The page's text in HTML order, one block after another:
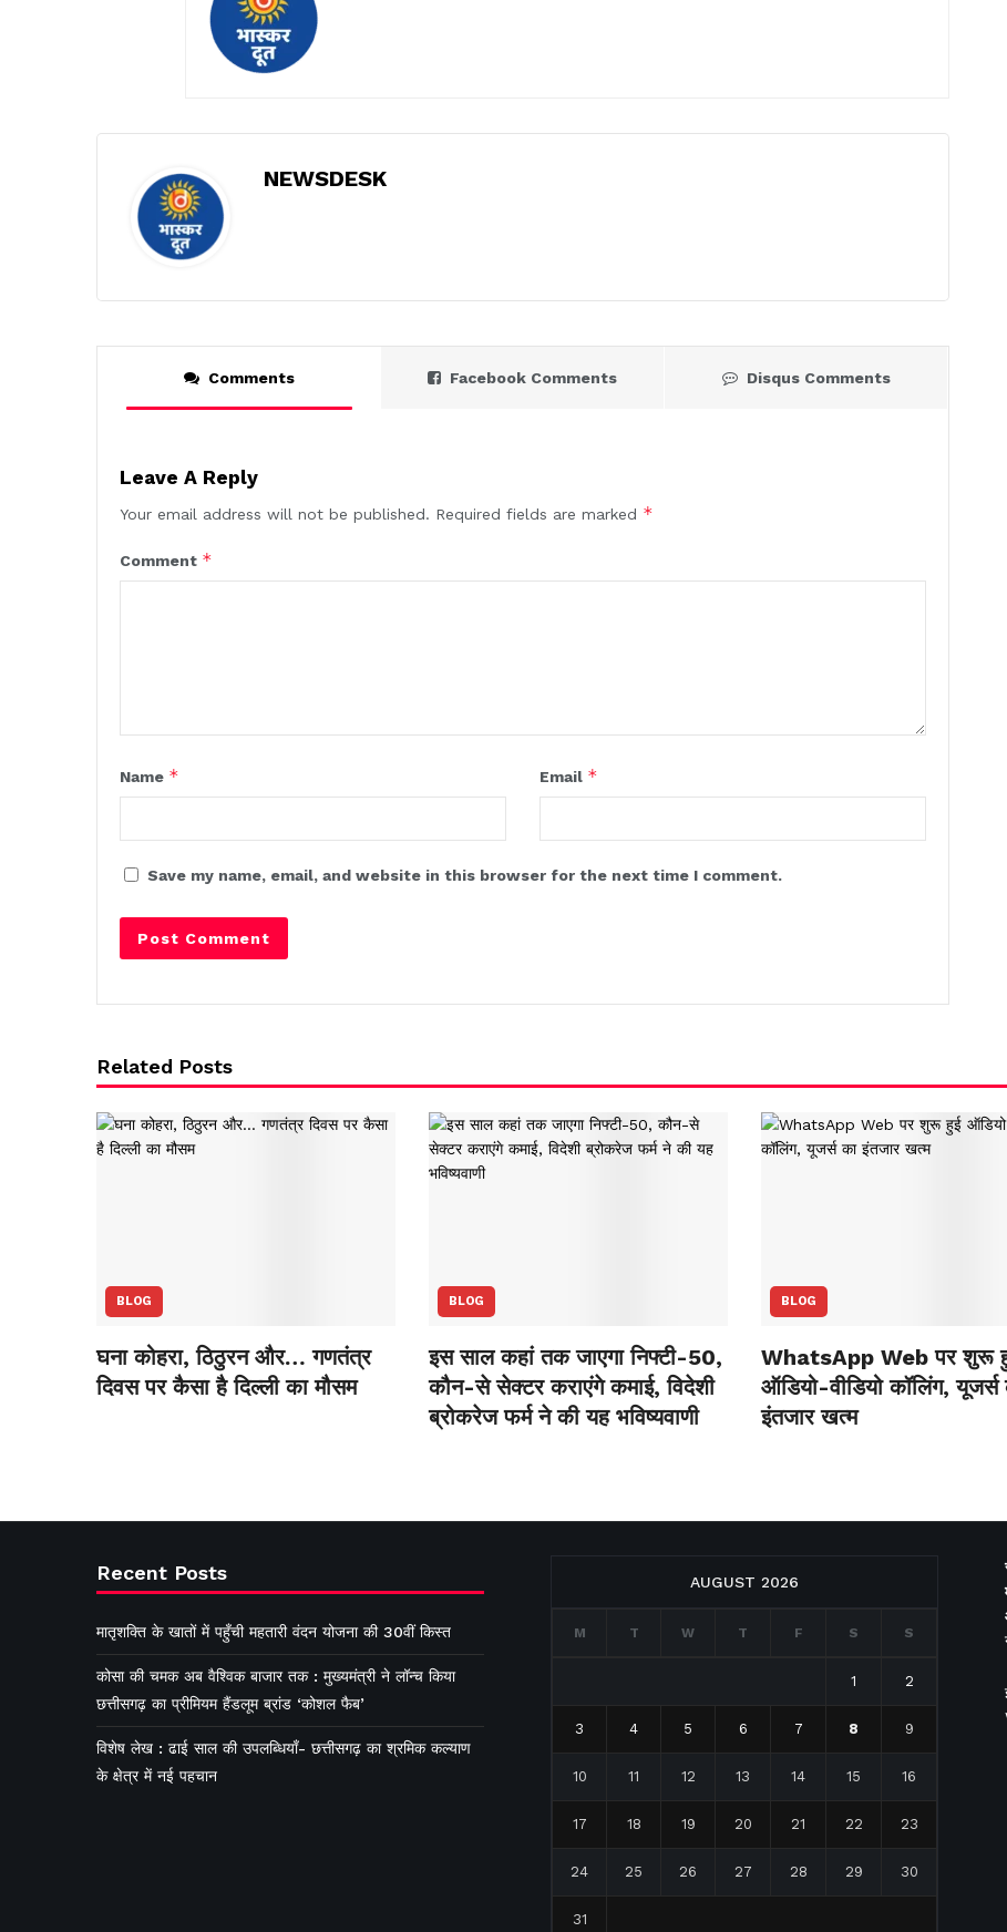
NEWSDESK
Comments Facebook Comments Disqus Comments
Leave A Reply
Your email address will not be published. Required fields are marked *
Comment *
Name * Email *
Save my name, email, and website in this browser for the next time I comment.
Related Posts
BLOG
घना कोहरा, ठिठुरन और… गणतंत्र
दिवस पर कैसा है दिल्ली का मौसम
BLOG
इस साल कहां तक जाएगा निफ्टी-50,
कौन-से सेक्‍टर कराएंगे कमाई, विदेशी
ब्रोकरेज फर्म ने की यह भविष्‍यवाणी
BLOG
WhatsApp Web पर शुरू
ऑडियो-वीडियो कॉलिंग, यूजर्स
इंतजार खत्म
Recent Posts
मातृशक्ति के खातों में पहुँची महतारी वंदन योजना की 30वीं किस्त
कोसा की चमक अब वैश्विक बाजार तक : मुख्यमंत्री ने लॉन्च किया
छत्तीसगढ़ का प्रीमियम हैंडलूम ब्रांड ‘कोशल फैब’
विशेष लेख : ढाई साल की उपलब्धियाँ- छत्तीसगढ़ का श्रमिक कल्याण
के क्षेत्र में नई पहचान
AUGUST 2026
M T W T F S S
1 2
3 4 5 6 7 8 9
10 11 12 13 14 15 16
17 18 19 20 21 22 23
24 25 26 27 28 29 30
31